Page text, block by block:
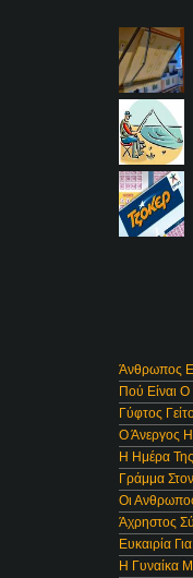
Άνθρωπος
Πού Είναι
Γύφτος
Ο Άνεργος
Η Ημέρα
Γράμμα
Οι
Άχρηστος
Ευκαιρία
Η Γυναίκα